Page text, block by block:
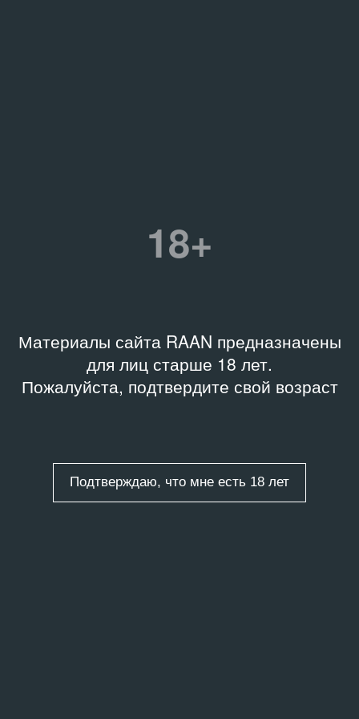
18+
Материалы сайта RAAN предназначены
для лиц старше 18 лет.
Пожалуйста, подтвердите свой возраст
Подтверждаю, что мне есть 18 лет